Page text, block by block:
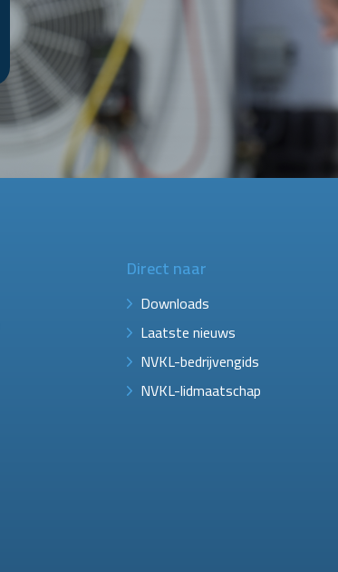
Direct naar
Downloads
Laatste nieuws
NVKL-bedrijvengids
NVKL-lidmaatschap